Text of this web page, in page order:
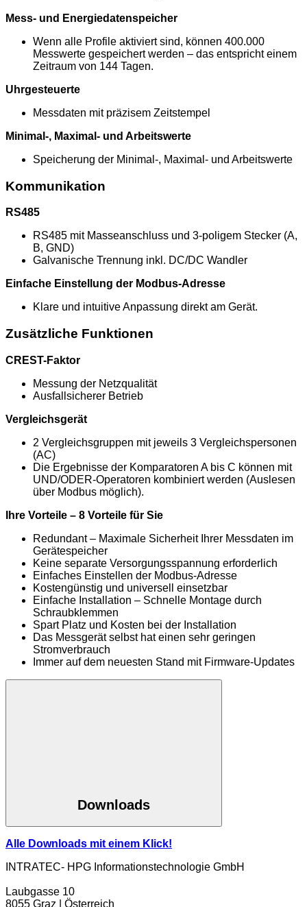
Mess- und Energiedatenspeicher
Wenn alle Profile aktiviert sind, können 400.000
Messwerte gespeichert werden – das entspricht einem
Zeitraum von 144 Tagen.
Uhrgesteuerte
Messdaten mit präzisem Zeitstempel
Minimal-, Maximal- und Arbeitswerte
Speicherung der Minimal-, Maximal- und Arbeitswerte
Kommunikation
RS485
RS485 mit Masseanschluss und 3-poligem Stecker (A,
B, GND)
Galvanische Trennung inkl. DC/DC Wandler
Einfache Einstellung der Modbus-Adresse
Klare und intuitive Anpassung direkt am Gerät.
Zusätzliche Funktionen
CREST-Faktor
Messung der Netzqualität
Ausfallsicherer Betrieb
Vergleichsgerät
2 Vergleichsgruppen mit jeweils 3 Vergleichspersonen
(AC)
Die Ergebnisse der Komparatoren A bis C können mit
UND/ODER-Operatoren kombiniert werden (Auslesen
über Modbus möglich).
Ihre Vorteile – 8 Vorteile für Sie
Redundant – Maximale Sicherheit Ihrer Messdaten im
Gerätespeicher
Keine separate Versorgungsspannung erforderlich
Einfaches Einstellen der Modbus-Adresse
Kostengünstig und universell einsetzbar
Einfache Installation – Schnelle Montage durch
Schraubklemmen
Spart Platz und Kosten bei der Installation
Das Messgerät selbst hat einen sehr geringen
Stromverbrauch
Immer auf dem neuesten Stand mit Firmware-Updates
Downloads
Alle Downloads mit einem Klick!
INTRATEC- HPG Informationstechnologie GmbH
Laubgasse 10
8055 Graz | Österreich